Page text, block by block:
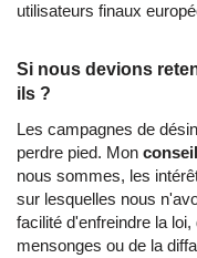
utilisateurs finaux
Si nous devions
ils ?
Les campagnes de
perdre pied. Mon conseil
nous sommes, les
sur lesquelles nous
facilité d'enfreindre la
mensonges ou de la